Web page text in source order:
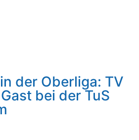
der Oberliga: TV
bei der TuS